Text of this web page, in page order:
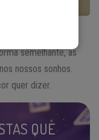
semelhante, as
nossos sonhos.
quer dizer.
QUE